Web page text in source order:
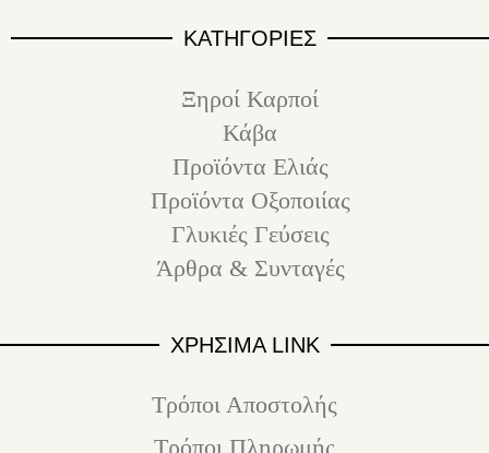
ΚΑΤΗΓΟΡΙΕΣ
Ξηροί Καρποί
Κάβα
Προϊόντα Ελιάς
Προϊόντα Οξοποιίας
Γλυκιές Γεύσεις
Άρθρα & Συνταγές
ΧΡΗΣΙΜΑ LINK
Τρόποι Αποστολής
Τρόποι Πληρωμής